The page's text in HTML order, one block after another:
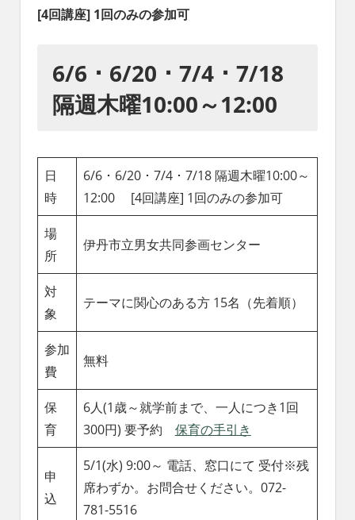
を、
代
に
引
き
ぐ
[4回講座] 1回のみの参加可
6/6 ･ 6/20 ･ 7/4 ･ 7/18
隔週木曜10:00～12:00
日
時
6/6 ･ 6/20 ･ 7/4 ･ 7/18 隔週木曜10:00～
12:00 [4回講座] 1回のみの参加可
場
所
伊丹市立男女共同参画センター
対
象
テーマに関心のある方 15名（先着順）
参加
費
無料
保
育
6人(1歳～就学前まで、一人につき1回
300円) 要予約 保育の手引き
申
込
5/1(水) 9:00～ 電話、窓口にて 受付※残
席わずか。お問合せください。072-
781-5516